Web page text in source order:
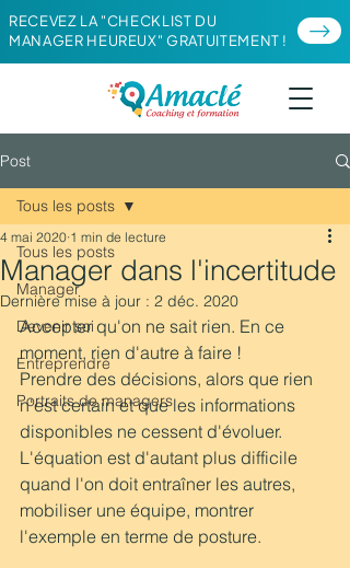
RECEVEZ LA "CHECKLIST DU
MANAGER HEUREUX" GRATUITEMENT !
Post
Tous les posts
Manager
Devenir soi
Entreprendre
Portraits de managers
Tous les posts
Manager dans l'incertitude
4 mai 2020 1 min de lecture
Dernière mise à jour : 2 déc. 2020
Accepter qu'on ne sait rien. En ce
moment, rien d'autre à faire !
Prendre des décisions, alors que rien
n'est certain et que les informations
disponibles ne cessent d'évoluer.
L'équation est d'autant plus difficile
quand l'on doit entraîner les autres,
mobiliser une équipe, montrer
l'exemple en terme de posture.